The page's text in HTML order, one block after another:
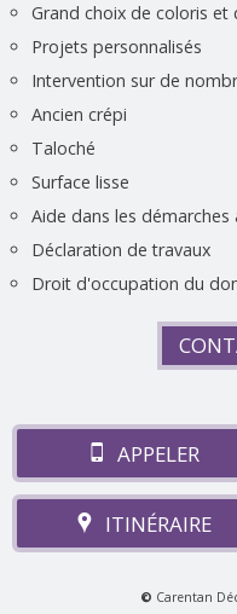
Grand choix de coloris et
Projets personnalisés
Intervention sur de
Ancien crépi
Taloché
Surface lisse
Aide dans les démarches
Déclaration de travaux
Droit d'occupation du
APPELER
ITINÉRAIRE
© Carentan